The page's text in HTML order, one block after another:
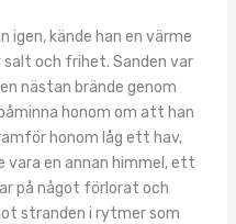
igen, kände han en värme
och frihet. Sanden var
nästan brände genom
honom om att han
honom låg ett hav,
en annan himmel, ett
på något förlorat och
stranden i rytmer som